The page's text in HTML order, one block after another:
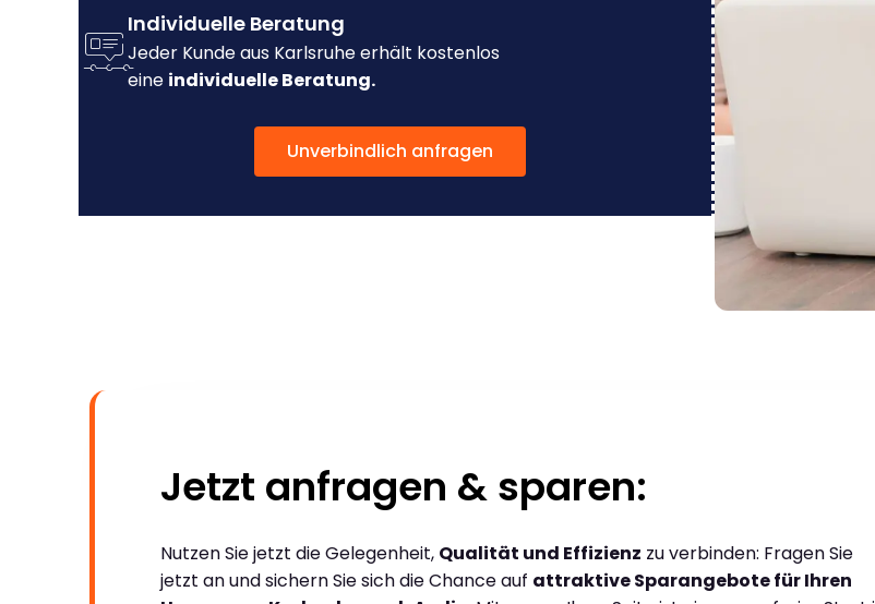
Individuelle Beratung
Jeder Kunde aus Karlsruhe erhält kostenlos
eine individuelle Beratung.
Unverbindlich anfragen
Jetzt anfragen & sparen:
Nutzen Sie jetzt die Gelegenheit, Qualität und Effizienz zu verbinden: Fragen Sie
jetzt an und sichern Sie sich die Chance auf attraktive Sparangebote für Ihren